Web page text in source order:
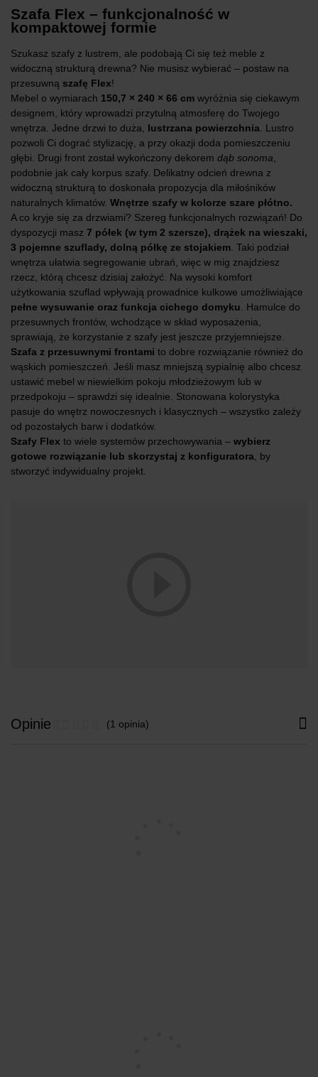
Szafa Flex – funkcjonalność w
kompaktowej formie
Szukasz szafy z lustrem, ale podobają Ci się też meble z
widoczną strukturą drewna? Nie musisz wybierać – postaw na
przesuwną szafę Flex!
Mebel o wymiarach 150,7 × 240 × 66 cm wyróżnia się ciekawym
designem, który wprowadzi przytulną atmosferę do Twojego
wnętrza. Jedne drzwi to duża, lustrzana powierzchnia . Lustro
pozwoli Ci dograć stylizację, a przy okazji doda pomieszczeniu
głębi. Drugi front został wykończony dekorem dąb sonoma
podobnie jak cały korpus szafy. Delikatny odcień drewna z
widoczną strukturą to doskonała propozycja dla miłośników
naturalnych klimatów. Wnętrze szafy w kolorze szare płótno.
A co kryje się za drzwiami? Szereg funkcjonalnych rozwiązań! Do
dyspozycji masz 7 półek (w tym 2 szersze), drążek na wieszaki,
3 pojemne szuflady, dolną półkę ze stojakiem . Taki podział
wnętrza ułatwia segregowanie ubrań, więc w mig znajdziesz
rzecz, którą chcesz dzisiaj założyć. Na wysoki komfort
użytkowania szuflad wpływają prowadnice kulkowe umożliwiające
pełne wysuwanie oraz funkcja cichego domyku . Hamulce do
przesuwnych frontów, wchodzące w skład wyposażenia,
sprawiają, że korzystanie z szafy jest jeszcze przyjemniejsze.
Szafa z przesuwnymi frontami to dobre rozwiązanie również do
wąskich pomieszczeń. Jeśli masz mniejszą sypialnię albo chcesz
ustawić mebel w niewielkim pokoju młodzieżowym lub w
przedpokoju – sprawdzi się idealnie. Stonowana kolorystyka
pasuje do wnętrz nowoczesnych i klasycznych – wszystko zależy
od pozostałych barw i dodatków.
Szafy Flex to wiele systemów przechowywania – wybierz
gotowe rozwiązanie lub skorzystaj z konfiguratora , by
stworzyć indywidualny projekt.
Opinie (1 opinia)